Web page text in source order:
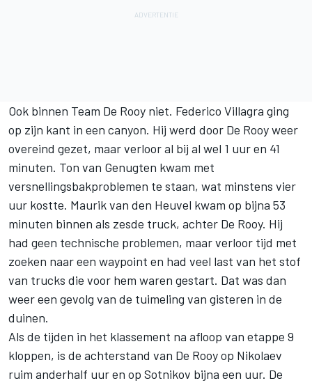
Ook binnen Team De Rooy niet. Federico Villagra ging
op zijn kant in een canyon. Hij werd door De Rooy weer
overeind gezet, maar verloor al bij al wel 1 uur en 41
minuten. Ton van Genugten kwam met
versnellingsbakproblemen te staan, wat minstens vier
uur kostte. Maurik van den Heuvel kwam op bijna 53
minuten binnen als zesde truck, achter De Rooy. Hij
had geen technische problemen, maar verloor tijd met
zoeken naar een waypoint en had veel last van het stof
van trucks die voor hem waren gestart. Dat was dan
weer een gevolg van de tuimeling van gisteren in de
duinen.
Als de tijden in het klassement na afloop van etappe 9
kloppen, is de achterstand van De Rooy op Nikolaev
ruim anderhalf uur en op Sotnikov bijna een uur. De